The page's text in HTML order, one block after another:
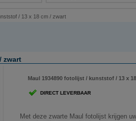
/ 13 x 18 cm / zwart
zwart
Maul 1934890 fotolijst / kunststof / 13 x
DIRECT LEVERBAAR
Met deze zwarte Maul fotolijst krijgen